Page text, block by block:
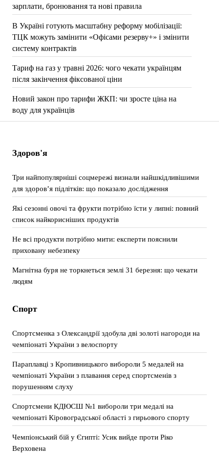
зарплати, бронювання та нові правила
В Україні готують масштабну реформу мобілізації:
ТЦК можуть замінити «Офісами резерву+» і змінити
систему контрактів
Тариф на газ у травні 2026: чого чекати українцям
після закінчення фіксованої ціни
Новий закон про тарифи ЖКП: чи зросте ціна на
воду для українців
Здоров'я
Три найпопулярніші соцмережі визнали найшкідливішими
для здоров’я підлітків: що показало дослідження
Які сезонні овочі та фрукти потрібно їсти у липні: повний
список найкорисніших продуктів
Не всі продукти потрібно мити: експерти пояснили
приховану небезпеку
Магнітна буря не торкнеться землі 31 березня: що чекати
людям
Спорт
Спортсменка з Олександрії здобула дві золоті нагороди на
чемпіонаті України з велоспорту
Параплавці з Кропивницького вибороли 5 медалей на
чемпіонаті України з плавання серед спортсменів з
порушенням слуху
Спортсмени КДЮСШ №1 вибороли три медалі на
чемпіонаті Кіровоградської області з гирьового спорту
Чемпіонський бій у Єгипті: Усик вийде проти Ріко
Верховена